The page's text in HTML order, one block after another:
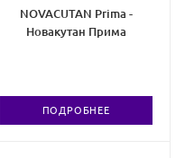
NOVACUTAN Prima -
Новакутан Прима
ПОДРОБНЕЕ